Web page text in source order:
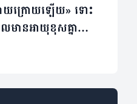
យក្រោយឡើយ» ទោះ
ានអាយុខុសគ្នា